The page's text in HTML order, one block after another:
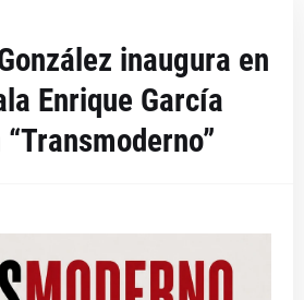
inaugura en
Enrique García